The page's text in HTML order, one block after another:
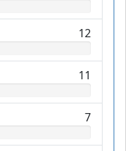
12
11
7